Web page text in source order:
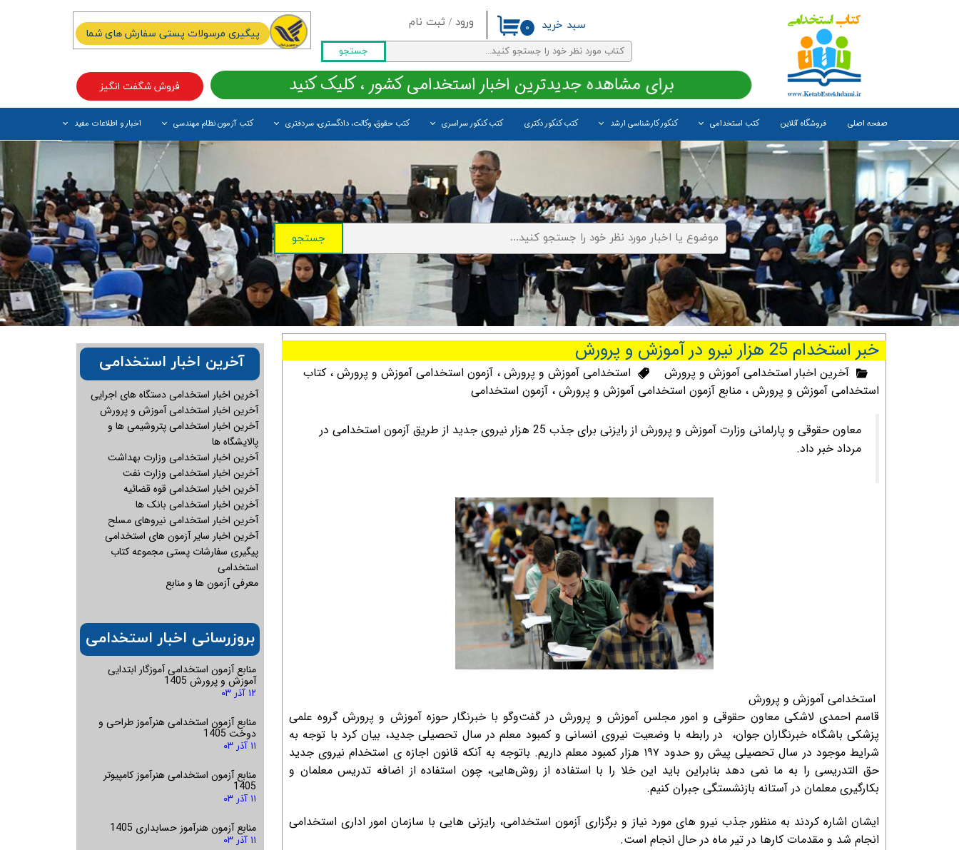
ورود / ثبت نام
حساب کاربری من
تغییر گذر واژه
سفارشات
خروج از حساب کاربری
جستجو
صفحه اصلی فروشگاه آنلاین کتب استخدامی کنکور کارشناسی ارشد کتب کنکور دکتری کتب کنکور سراسری کتب حقوق، وکالت، دادگستری، سردفتری کتب آزمون نظام مهندسی اخبار و اطلاعات مفید
۰ سبد خرید
فروش شگفت انگیز برای مشاهده جدیدترین اخبار استخدامی کشور ، کلیک کنید
پیگیری مرسولات پستی سفارش های شما
جستجو
خبر استخدام 25 هزار نیرو در آموزش و پرورش
آخرین اخبار استخدامی آموزش و پرورش استخدامی آموزش و پرورش ، آزمون استخدامی آموزش و پرورش ، کتاب
استخدامی آموزش و پرورش ، منابع آزمون استخدامی آموزش و پرورش ، آزمون استخدامی
معاون حقوقی و پارلمانی وزارت آموزش و پرورش از رایزنی برای جذب 25 هزار نیروی جدید از طریق آزمون استخدامی در
مرداد خبر داد.
استخدامی آموزش و پرورش
قاسم احمدی لاشکی معاون حقوقی و امور مجلس آموزش و پرورش در گفت‌وگو با خبرنگار حوزه آموزش و پرورش گروه علمی
پزشکی باشگاه خبرنگاران جوان، در رابطه با وضعیت نیروی انسانی و کمبود معلم در سال تحصیلی جدید، بیان کرد با توجه به
شرایط موجود در سال تحصیلی پیش رو حدود ۱۹۷ هزار کمبود معلم داریم. باتوجه به آنکه قانون اجازه ی استخدام نیروی جدید
حق التدریسی را به ما نمی دهد بنابراین باید این خلا را با استفاده از روش‌هایی، چون استفاده از اضافه تدریس معلمان و
بکارگیری معلمان در آستانه بازنشستگی جبران کنیم.
ایشان اشاره کردند به منظور جذب نیرو های مورد نیاز و برگزاری آزمون استخدامی، رایزنی هایی با سازمان امور اداری استخدامی
انجام شد و مقدمات کارها در تیر ماه در حال انجام است.
آخرین اخبار استخدامی دستگاه های اجرایی
آخرین اخبار استخدامی آموزش و پرورش
آخرین اخبار استخدامی پتروشیمی ها و
پالایشگاه ها
آخرین اخبار استخدامی وزارت بهداشت
آخرین اخبار استخدامی وزارت نفت
آخرین اخبار استخدامی قوه قضائیه
آخرین اخبار استخدامی بانک ها
آخرین اخبار استخدامی نیروهای مسلح
آخرین اخبار سایر آزمون های استخدامی
پیگیری سفارشات پستی مجموعه کتاب
استخدامی
معرفی آزمون ها و منابع
منابع آزمون استخدامی آموزگار ابتدایی
آموزش و پرورش 1405
۱۲ آذر ۰۳
منابع آزمون استخدامی هنرآموز طراحی و
دوخت 1405
۱۱ آذر ۰۳
منابع آزمون استخدامی هنرآموز کامپیوتر
1405
۱۱ آذر ۰۳
منابع آزمون هنرآموز حسابداری 1405
۱۱ آذر ۰۳
بروزرسانی اخبار استخدامی
آخرین اخبار استخدامی